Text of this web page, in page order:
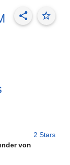
share star_border
2 Stars
von